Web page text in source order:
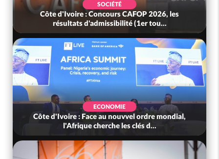
SOCIÉTÉ
Côte d'Ivoire : Concours CAFOP 2026, les
résultats d'admissibilité (1er tou...
ECONOMIE
Côte d'Ivoire : Face au nouvvel ordre mondial,
l'Afrique cherche les clés d...